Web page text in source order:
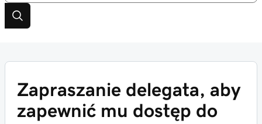
Zapraszanie delegata, aby
zapewnić mu dostęp do